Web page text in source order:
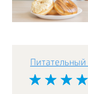
Питательный